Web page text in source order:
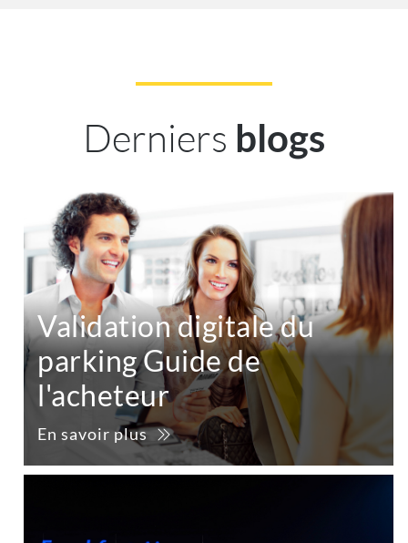
Derniers blogs
Validation digitale du
parking Guide de
l'acheteur
En savoir plus